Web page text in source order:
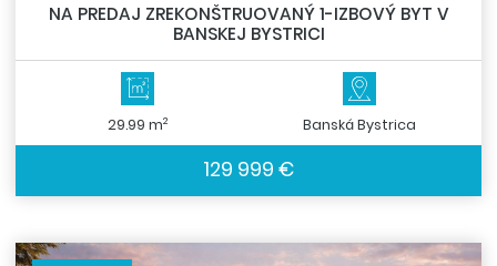
NA PREDAJ ZREKONŠTRUOVANÝ 1-IZBOVÝ BYT V
BANSKEJ BYSTRICI
29.99 m2 Banská Bystrica
129 999 €